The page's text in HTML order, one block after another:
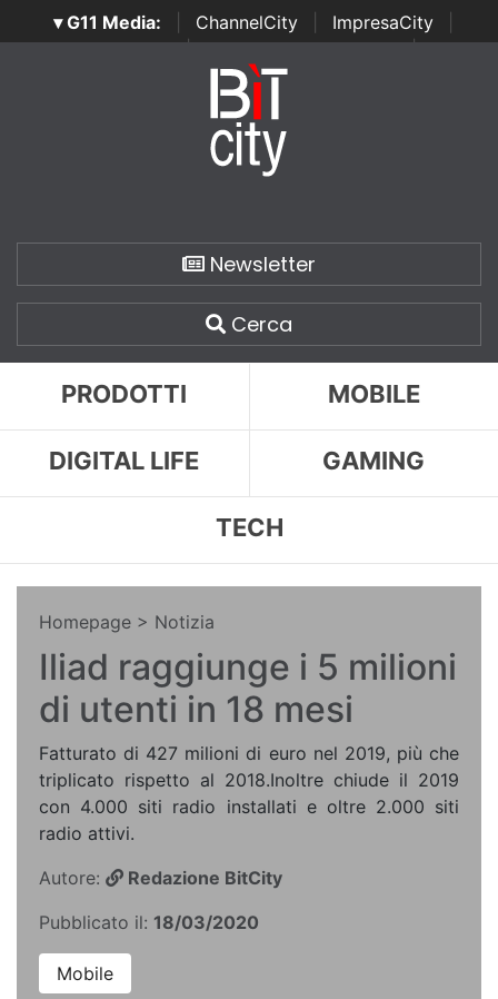
▾ G11 Media: ChannelCity ImpresaCity
SecurityOpenLab | Italian Channel Awards | Italian
Italian Security Awards
Newsletter
Cerca
PRODOTTI MOBILE
DIGITAL LIFE GAMING
TECH
Homepage > Notizia
Iliad raggiunge i 5 milioni
di utenti in 18 mesi
Fatturato di 427 milioni di euro nel 2019, più che
triplicato rispetto al 2018.Inoltre chiude il 2019
con 4.000 siti radio installati e oltre 2.000 siti
radio attivi.
Autore:
Redazione BitCity
Pubblicato il: 18/03/2020
Mobile